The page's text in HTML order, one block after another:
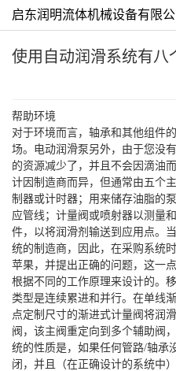
启东润明流体机械设备有限公
使用自动润滑系统有八
帮助环境
对于环境而言，轴承和其他组件
场。电动润滑泵另外，由于您没
的资源减少了，并且不会因滴油
计因制造商而异，但通常由五个
制器或计时器；用来储存油脂的
应管线；计量阀或喷射器以测量
件，以将润滑剂输送到应用点。
统的制造商，因此，在采购系统
苹果，并提出正确的问题，这一
根据不同的工作原理来设计的。
类型是连续累进和并行。在单线
点定制尺寸的渐进式计量阀将润
阀，该主阀重定向到多个辅助阀
统的性质是，如果任何管路/轴承
闭，并且（在正确设计的系统中